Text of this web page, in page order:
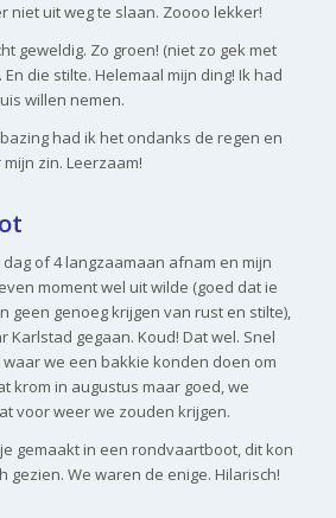
niet uit weg te slaan. Zoooo lekker!
geweldig. Zo groen! (niet zo gek met
die stilte. Helemaal mijn ding! Ik had
willen nemen.
had ik het ondanks de regen en
zin. Leerzaam!
of 4 langzaamaan afnam en mijn
moment wel uit wilde (goed dat ie
geen genoeg krijgen van rust en stilte),
Karlstad gegaan. Koud! Dat wel. Snel
we een bakkie konden doen om
krom in augustus maar goed, we
voor weer we zouden krijgen.
gemaakt in een rondvaartboot, dit kon
gezien. We waren de enige. Hilarisch!